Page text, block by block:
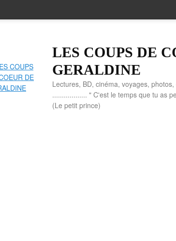
LES COUPS DE
GERALDINE
Lectures, BD, cinéma, voyages,
.................. " C'est le temps que tu as
(Le petit prince)